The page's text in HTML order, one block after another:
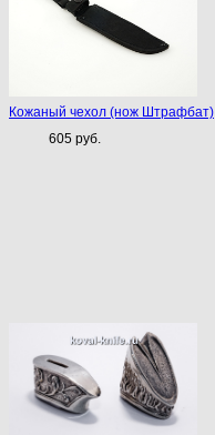
Кожаный чехол (нож Штрафбат)
605 руб.